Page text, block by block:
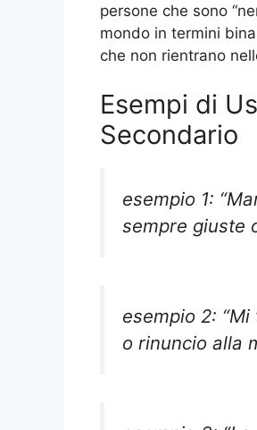
persone che sono
mondo in termini
che non rientrano
Esempi di
Secondario
esempio 1:
sempre giuste
esempio 2:
o rinuncio alla